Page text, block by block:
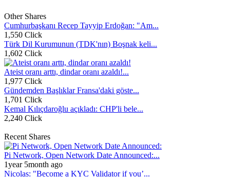
Other Shares
Cumhurbaşkanı Recep Tayyip Erdoğan: "Am...
1,550 Click
Türk Dil Kurumunun (TDK'nın) Boşnak keli...
1,602 Click
Ateist oranı arttı, dindar oranı azaldı!...
1,977 Click
Gündemden Başlıklar Fransa'daki göste...
1,701 Click
Kemal Kılıçdaroğlu açıkladı: CHP'li bele...
2,240 Click
Recent Shares
Pi Network, Open Network Date Announced:...
1year 5month ago
Nicolas: "Become a KYC Validator if you’...